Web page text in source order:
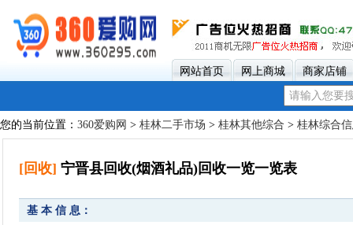
网站首页 网上商城 商家店铺
您的当前位置： 360爱购网 > 桂林二手市场 > 桂林其他综合 > 桂林综合
[回收] 宁晋县回收(烟酒礼品)回收一览一览表
基 本 信 息：